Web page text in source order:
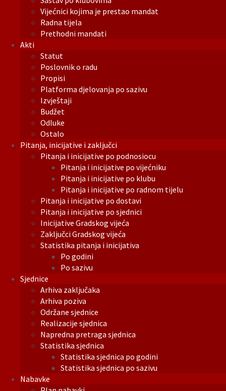
Vijećnici kojima je prestao mandat
Radna tijela
Prethodni mandati
Akti
Statut
Poslovnik o radu
Propisi
Platforma djelovanja po sazivu
Izvještaji
Budžet
Odluke
Ostalo
Pitanja, inicijative i zaključci
Pitanja i inicijative po podnosiocu
Pitanja i inicijative po vijećniku
Pitanja i inicijative po klubu
Pitanja i inicijative po radnom tijelu
Pitanja i inicijative po dostavi
Pitanja i inicijative po sjednici
Inicijative Gradskog vijeća
Zaključci Gradskog vijeća
Statistika pitanja i inicijativa
Po godini
Po sazivu
Sjednice
Arhiva zaključaka
Arhiva poziva
Održane sjednice
Realizacije sjednica
Napredna pretraga sjednica
Statistika sjednica
Statistika sjednica po godini
Statistika sjednica po sazivu
Nabavke